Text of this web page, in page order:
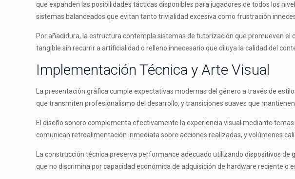
que expanden las posibilidades tácticas disponibles para jugadores de todos los
sistemas balanceados que evitan tanto trivialidad excesiva como frustración
Por añadidura, la estructura contempla sistemas de tutorización que promueven
tangible sin recurrir a artificialidad o relleno innecesario que diluya la calidad del
Implementación Técnica y Arte Visual
La presentación gráfica cumple expectativas modernas del género a través de
que transmiten profesionalismo del desarrollo, y transiciones suaves que
El diseño sonoro complementa efectivamente la experiencia visual mediante
comunican retroalimentación inmediata sobre acciones realizadas, y volúmenes
La construcción técnica preserva performance adecuado utilizando dispositivos
que no discrimina por capacidad económica de adquisición de hardware reciente o